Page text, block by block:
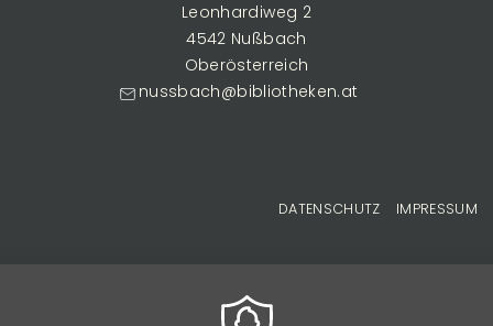
Leonhardiweg 2
4542 Nußbach
Oberösterreich
nussbach@bibliotheken.at
DATENSCHUTZ IMPRESSUM